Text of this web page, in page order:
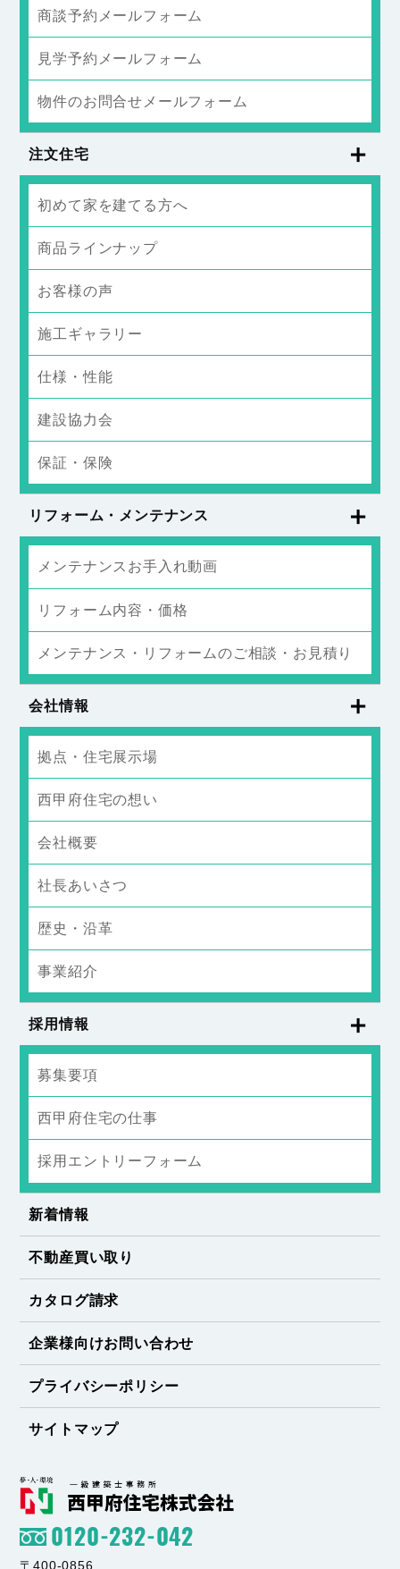
商談予約メールフォーム
見学予約メールフォーム
物件のお問合せメールフォーム
注文住宅
初めて家を建てる方へ
商品ラインナップ
お客様の声
施工ギャラリー
仕様・性能
建設協力会
保証・保険
リフォーム・メンテナンス
メンテナンスお手入れ動画
リフォーム内容・価格
メンテナンス・リフォームのご相談・お見積り
会社情報
拠点・住宅展示場
西甲府住宅の想い
会社概要
社長あいさつ
歴史・沿革
事業紹介
採用情報
募集要項
西甲府住宅の仕事
採用エントリーフォーム
新着情報
不動産買い取り
カタログ請求
企業様向けお問い合わせ
プライバシーポリシー
サイトマップ
0120-232-042
〒400-0856